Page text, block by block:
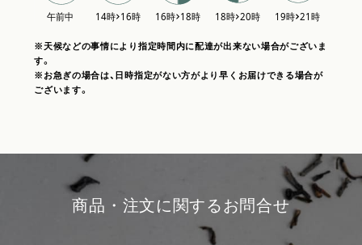
※天候などの事情により指定時間内に配達が出来ない場合がございま
す。
※お急ぎの場合は、日時指定がない方がより早くお届けできる場合が
ございます。
商品・注文に関するお問合せ